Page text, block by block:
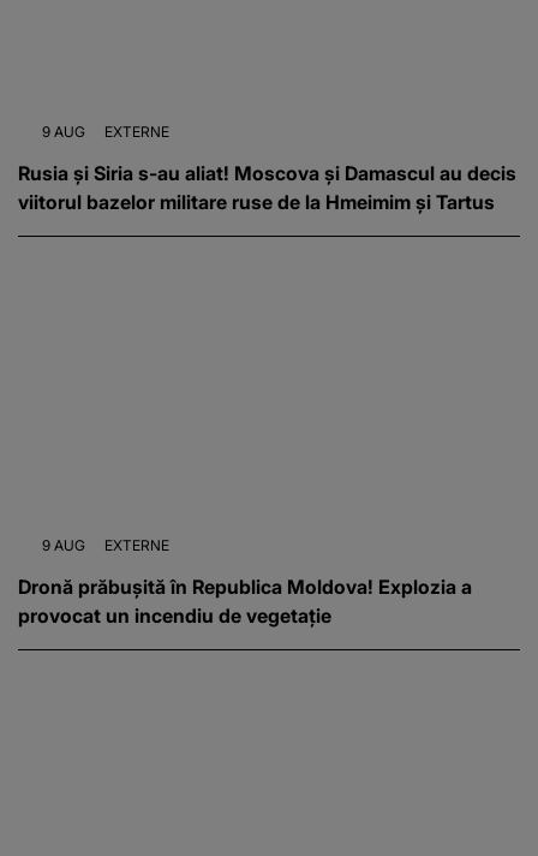
9 AUG EXTERNE
Rusia și Siria s-au aliat! Moscova și Damascul au decis
viitorul bazelor militare ruse de la Hmeimim și Tartus
9 AUG EXTERNE
Dronă prăbușită în Republica Moldova! Explozia a
provocat un incendiu de vegetație